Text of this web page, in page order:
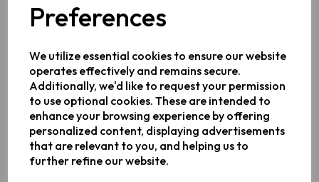
Preferences
We utilize essential cookies to ensure our website
operates effectively and remains secure.
Additionally, we'd like to request your permission
to use optional cookies. These are intended to
enhance your browsing experience by offering
personalized content, displaying advertisements
that are relevant to you, and helping us to
further refine our website.
Text